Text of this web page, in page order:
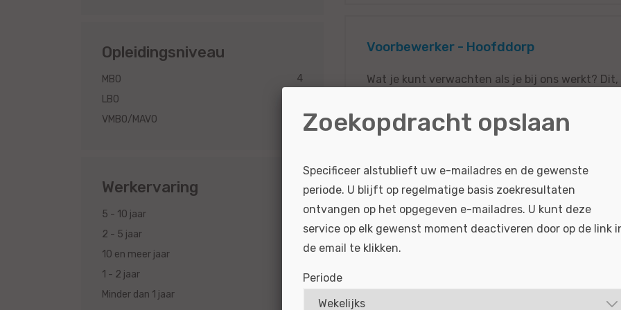
Voorbewerker - Hoofddorp
Wat je kunt verwachten als je bij ons werkt? Dit,
impact. Jij legt de basis voor het eindresultaat.
vakwerk gaat elke auto strak, glad en spuitklaar
Gepubliceerd: 29-04-2026 Referentie nr:
Wat je kunt verwachten als je bij ons werkt? Dit,
Opleidingsniveau
MBO
4
LBO
VMBO/MAVO
Werkervaring
5 - 10 jaar
2 - 5 jaar
10 en meer jaar
1 - 2 jaar
Minder dan 1 jaar
Zoekopdracht opslaan
Specificeer alstublieft uw e-mailadres en de gewenste
periode. U blijft op regelmatige basis zoekresultaten
ontvangen op het opgegeven e-mailadres. U kunt deze
service op elk gewenst moment deactiveren door op de link
de email te klikken.
Periode